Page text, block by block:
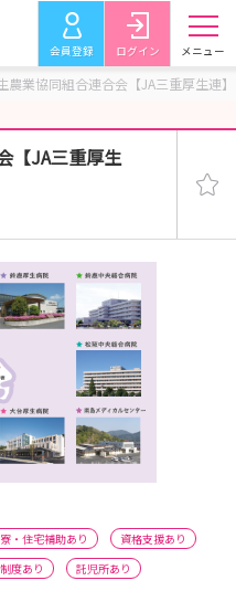
会員登録 ログイン メニュー
農業協同組合連合会【JA三重厚生連】
【JA三重厚生
寮・住宅補助あり
資格支援あり
度あり
託児所あり